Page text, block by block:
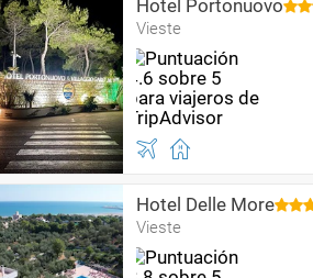
Hotel Portonuovo
Vieste
Hotel Delle More
Vieste